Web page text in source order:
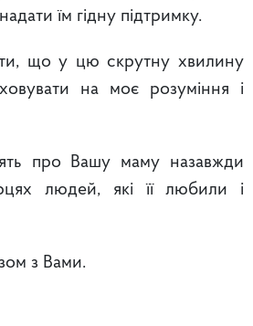
їм гідну підтримку.
що у цю скрутну хвилину
на моє розуміння і
про Вашу маму назавжди
людей, які її любили і
з Вами.